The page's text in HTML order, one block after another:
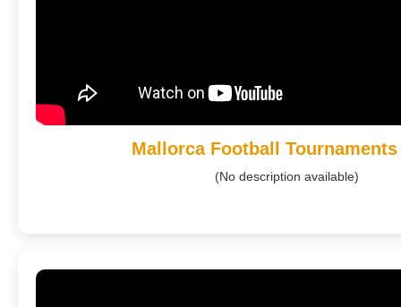
Mallorca Football Tournaments
(No description available)